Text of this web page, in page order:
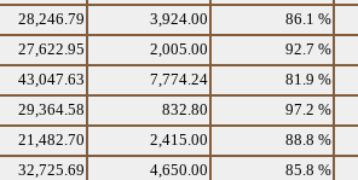
28,246.79 3,924.00 86.1 %
27,622.95 2,005.00 92.7 %
43,047.63 7,774.24 81.9 %
29,364.58 832.80 97.2 %
21,482.70 2,415.00 88.8 %
32,725.69 4,650.00 85.8 %